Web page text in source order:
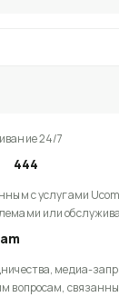
24/7
444
с услугами
или
медиа-
вопросам,